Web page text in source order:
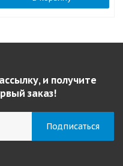
и получите
заказ!